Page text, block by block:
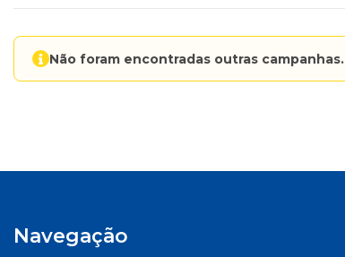
Não foram encontradas outras campanhas.
Navegação